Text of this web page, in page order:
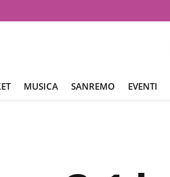
MUSICA SANREMO EVENTI